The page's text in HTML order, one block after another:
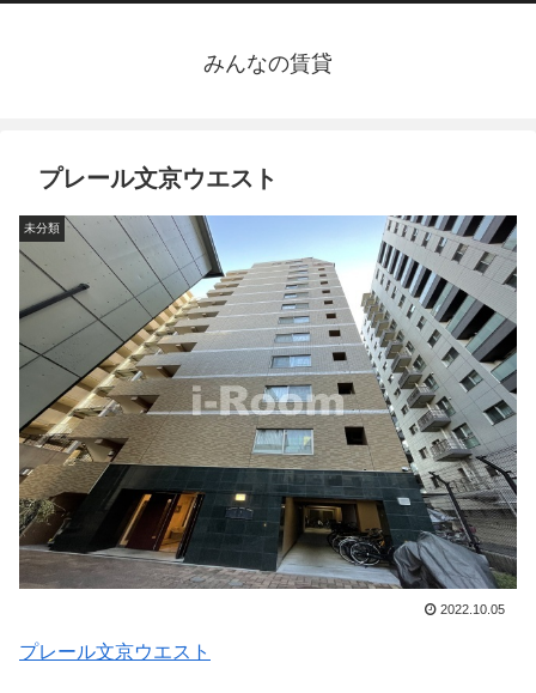
みんなの賃貸
プレール文京ウエスト
未分類
2022.10.05
プレール文京ウエスト